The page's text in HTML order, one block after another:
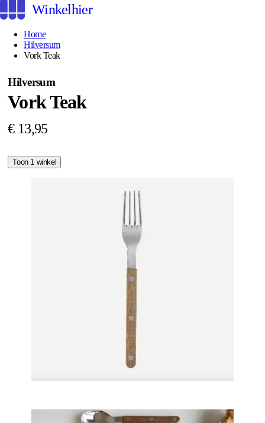
Winkelhier
Home
Hilversum
Vork Teak
Hilversum
Vork Teak
€ 13,95
Toon 1 winkel